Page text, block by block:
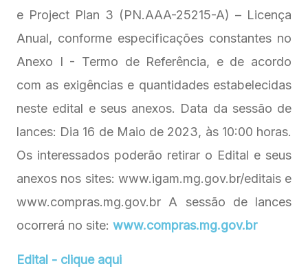
e Project Plan 3 (PN.AAA-25215-A) – Licença
Anual, conforme especificações constantes no
Anexo I - Termo de Referência, e de acordo
com as exigências e quantidades estabelecidas
neste edital e seus anexos. Data da sessão de
lances: Dia 16 de Maio de 2023, às 10:00 horas.
Os interessados poderão retirar o Edital e seus
anexos nos sites: www.igam.mg.gov.br/editais e
www.compras.mg.gov.br A sessão de lances
ocorrerá no site: www.compras.mg.gov.br
Edital - clique aqui